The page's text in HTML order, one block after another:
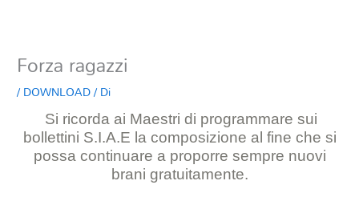
Forza ragazzi
/DOWNLOAD/ Di
Si ricorda ai Maestri di programmare sui
bollettini S.I.A.E la composizione al fine che si
possa continuare a proporre sempre nuovi
brani gratuitamente.